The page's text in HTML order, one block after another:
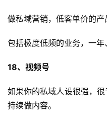
做私域营销，低客单价的产
包括极度低频的业务，一年
18、视频号
如果你的私域人设很强，
持续做内容。